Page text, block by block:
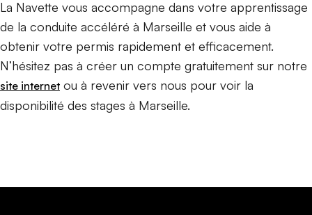
La Navette vous accompagne dans votre apprentissage
de la conduite accéléré à Marseille et vous aide à
obtenir votre permis rapidement et efficacement.
N’hésitez pas à créer un compte gratuitement sur notre
site internet ou à revenir vers nous pour voir la
disponibilité des stages à Marseille.